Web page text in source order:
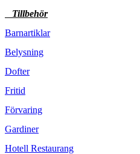
Tillbehör
Barnartiklar
Belysning
Dofter
Fritid
Förvaring
Gardiner
Hotell Restaurang